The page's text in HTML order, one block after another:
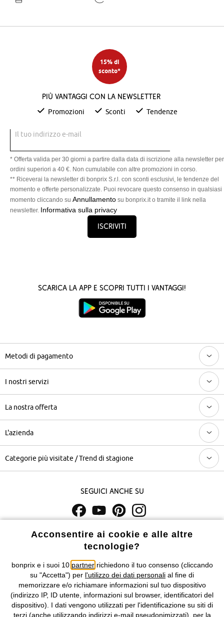
15% di
sconto*
Più vantaggi con la newsletter
Promozioni Sconti Tendenze
Il tuo indirizzo e-mail
* Offerta valida per 30 giorni a partire dalla data di iscrizione alla newsletter per
ordini superiori a 40 €. Non cumulabile con altre promozioni in corso.
** Riceverai la newsletter di bonprix S.r.l. con sconti esclusivi, le tendenze del
momento e offerte personalizzate. Puoi revocare questo consenso in qualsiasi
momento cliccando su Annullamento su bonprix.it o tramite il link nella
newsletter. Informativa sulla privacy
Iscriviti
Scarica la App e scopri tutti i vantaggi!
Metodi di pagamento
I nostri servizi
La nostra offerta
L'azienda
Categorie più visitate / Trend di stagione
Seguici anche su
I prezzi sono IVA inclusa. Non includonole spese di spedizione e i
costi di servizio.
Condizioni di vendita Accessibilità
Informativa privacy e cookie Gestione dei cookie
Informazioni legali Diritto di recesso
Acconsentire ai cookie e alle altre
tecnologie?
bonprix e i suoi 10 partnerrichiedono il tuo consenso (cliccando
su "Accetta") per l'utilizzo dei dati personali al fine di
memorizzare e/o richiamare informazioni sul tuo dispositivo
(indirizzo IP, ID utente, informazioni sul browser, identificatori del
dispositivo). I dati vengono utilizzati per l'identificazione su siti di
terzi (anche utilizzando indirizzi e-mail pseudonimizzati), per la